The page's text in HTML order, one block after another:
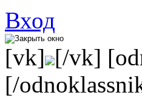
Вход
[vk] [/vk]
[/